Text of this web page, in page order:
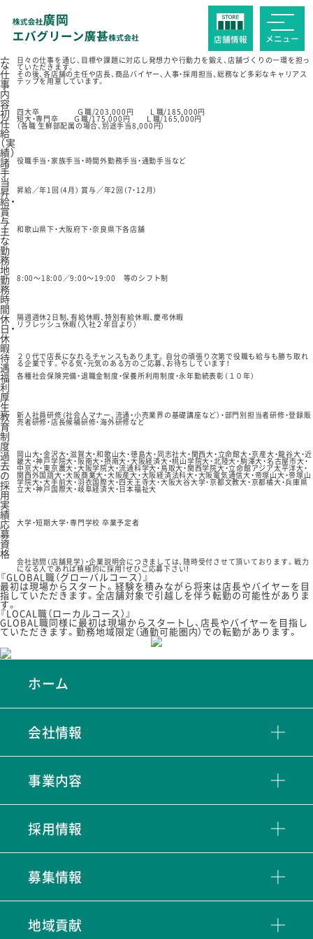
店舗情報 メニュー
新卒学生（薬学部を除く文系・理系学部生） 募集要項
【グローバル職(G職)・ローカル職(L職)】商品販売企画・店舗運営
主
な
仕
事
内
容
入社後、全体研修を経て、販売スタッフとして店舗業務や経験を積んでいただきます。
日々の仕事を通じ、目標や課題に対応し発想力や行動力を鍛え、店舗づくりの一環を担っ
ていただきます。
その後、各店舗の主任や店長、商品バイヤー、人事・採用担当、総務など多彩なキャリアス
テップを用意しています。
初
任
給
（実
績）
四大卒 Ｇ職/203,000円 Ｌ職/185,000円
短大・専門卒 Ｇ職/175,000円 Ｌ職/165,000円
（各職 生鮮部配属の場合、別途手当8,000円）
諸
手
当
役職手当・家族手当・時間外勤務手当・通勤手当など
昇
給・
賞
与
昇給／年1回（4月） 賞与／年2回（7・12月）
主
な
勤
務
地
和歌山県下・大阪府下・奈良県下各店舗
勤
務
時
間
8:00～18:00／9:00～19:00 等のシフト制
休
日・
休
暇
隔週週休2日制、有給休暇、特別有給休暇、慶弔休暇
リフレッシュ休暇（入社２年目より）
待
遇
２０代で店長になれるチャンスもあります。自分の頑張り次第で役職も給与も勝ち取れ
る企業です。やる気・元気のある方のご応募、お待ちしています！
福
利
厚
生
各種社会保険完備・退職金制度・保養所利用制度・永年勤続表彰（１０年）
教
育
制
度
新人社員研修（社会人マナー、流通・小売業界の基礎講座など）・部門別担当者研修・登録販
売者研修・店長候補研修・海外研修など
過
去
の
採
用
実
績
岡山大・金沢大・滋賀大・和歌山大・徳島大・同志社大・関西大・立命館大・京産大・龍谷大・近
畿大・神戸学院大・阪南大・摂南大・大阪経済大・桃山学院大・北陸大・駒澤大・名古屋市大・
中京大・東京農大・大阪学院大・流通科学大・鳥取大・関西学院大・立命館アジア太平洋大・
関西外国語大・大阪商業大・大阪産大・大阪経済法科大・大阪電気通信大・帝塚山大・帝塚山
学院大・大手前大・羽衣国際大・四天王寺大・大阪大谷大学・京都文教大・京都橘大・兵庫県
立大・神戸国際大・岐阜経済大・日本福祉大
応
募
資
格
大学・短期大学・専門学校 卒業予定者
会社訪問（店舗見学）・企業説明会につきましては、随時受付させて頂いております。戦力
になる人であれば積極的に採用！ぜひご応募下さい！
『GLOBAL職（グローバルコース）』
最初は現場からスタート。経験を積みながら将来は店長やバイヤーを目
指していただきます。全店舗対象で引越しを伴う転勤の可能性がありま
す。
『LOCAL職（ローカルコース）』
GLOBAL職同様に最初は現場からスタートし、店長やバイヤーを目指し
ていただきます。勤務地域限定（通勤可能圏内）での転勤があります。
ホーム
会社情報
事業内容
採用情報
募集情報
地域貢献